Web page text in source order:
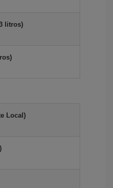
litros)
Local)